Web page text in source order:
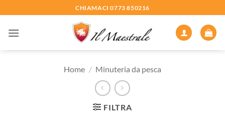
ai
contenuti
CHIAMACI 0773 850216
Home / Minuteria da pesca
FILTRA